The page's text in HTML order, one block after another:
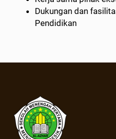
Dukungan dan
Pendidikan